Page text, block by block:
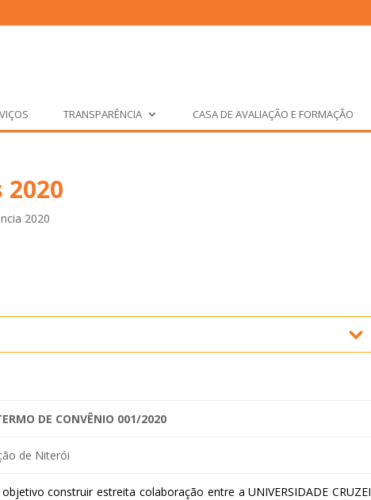
TRANSPARÊNCIA CASA DE AVALIAÇÃO E FORMAÇÃO
2020
DE CONVÊNIO 001/2020
de Niterói
construir estreita colaboração entre a UNIVERSIDADE